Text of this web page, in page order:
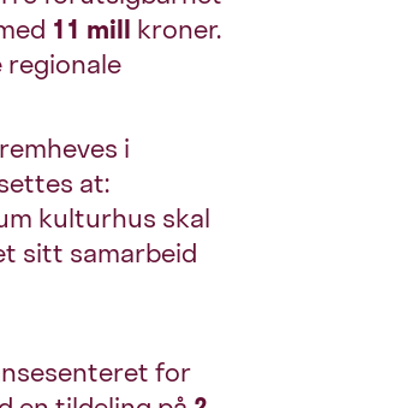
11 mill kroner.
regionale
i
at:
kulturhus skal
sitt samarbeid
for